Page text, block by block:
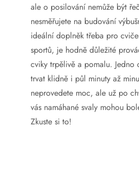
ale o posilování nemůže být
nesměřujete na budování
ideální doplněk třeba pro
sportů, je hodně důležité
cviky trpělivě a pomalu. Jedno
trvat klidně i půl minuty až
neprovedete moc, ale už po
vás namáhané svaly mohou
Zkuste si to!